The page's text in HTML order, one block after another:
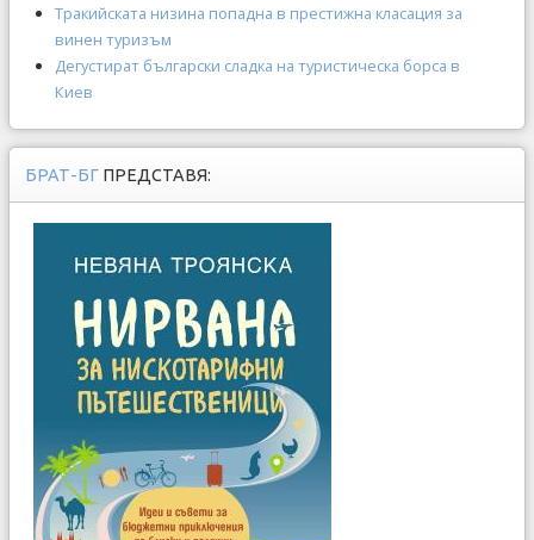
Тракийската низина попадна в престижна класация за
винен туризъм
Дегустират български сладка на туристическа борса в
Киев
БРАТ-БГ ПРЕДСТАВЯ: